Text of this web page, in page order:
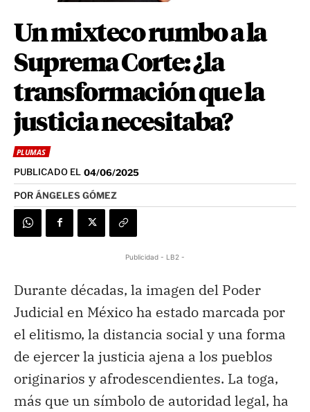
Un mixteco rumbo a la
Suprema Corte: ¿la
transformación que la
justicia necesitaba?
PLUMAS
PUBLICADO EL 04/06/2025
PORÁNGELES GÓMEZ
Publicidad - LB2 -
Durante décadas, la imagen del Poder
Judicial en México ha estado marcada por
el elitismo, la distancia social y una forma
de ejercer la justicia ajena a los pueblos
originarios y afrodescendientes. La toga,
más que un símbolo de autoridad legal, ha